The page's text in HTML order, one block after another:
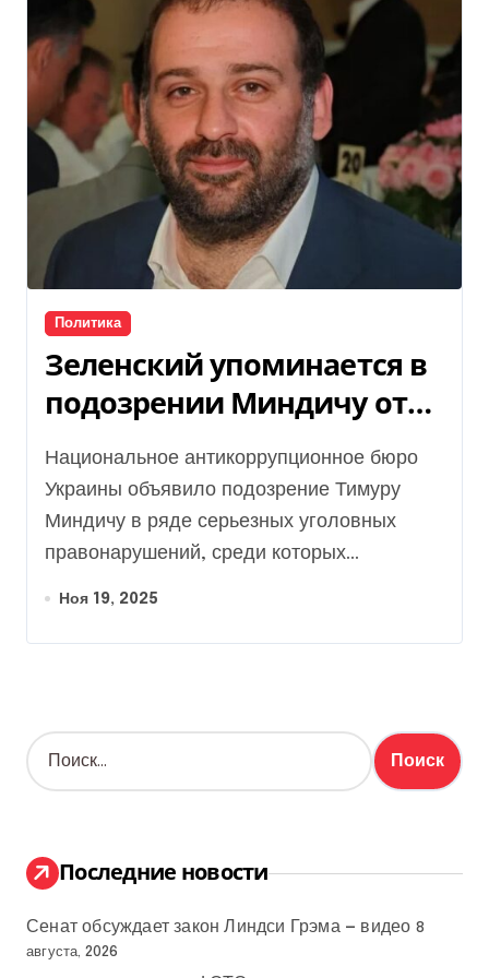
Политика
Зеленский упоминается в
подозрении Миндичу от
НАБУ: нардеп раскрыл
подробности (фото)
Национальное антикоррупционное бюро
Украины объявило подозрение Тимуру
Миндичу в ряде серьезных уголовных
правонарушений, среди которых...
Ноя 19, 2025
Н
а
:
Последние новости
Сенат обсуждает закон Линдси Грэма — видео 8
августа, 2026